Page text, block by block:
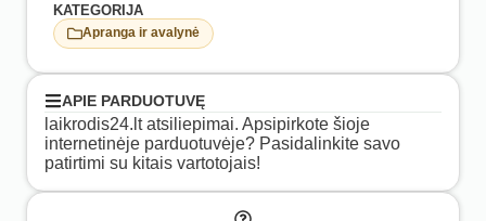
KATEGORIJA
Apranga ir avalynė
APIE PARDUOTUVĘ
laikrodis24.lt atsiliepimai. Apsipirkote šioje
internetinėje parduotuvėje? Pasidalinkite savo
patirtimi su kitais vartotojais!